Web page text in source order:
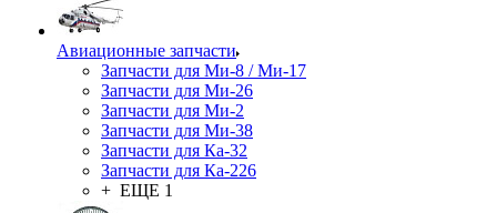
Авиационные запчасти
Запчасти для Ми-8 / Ми-17
Запчасти для Ми-26
Запчасти для Ми-2
Запчасти для Ми-38
Запчасти для Ка-32
Запчасти для Ка-226
+ ЕЩЕ 1